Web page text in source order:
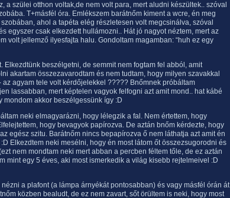
a szülei otthon voltak,de nem volt para, mert aludni készültek.. szóval
T+másfél óra. Emlékszem barátnőm kiment a wcre, én meg
ahol a tapéta elég részletesen volt megcsinálva, szóval
egyszer csak elkezdett hullámozni.. Hát jó nagyot néztem, mert az
volt jellemző ilyesfajta halu. Gondoltam magamban: “huh ez egy
Elkezdtünk beszélgetni, de semmit nem fogtam fel abból, amit
akartam összezavarodtam és nem tudtam, hogy milyen szavakkal
az agyam tele volt kérdőjelekkel ????? Bnőmnek próbáltam
lassabban, mert képtelen vagyok felfogni azt amit mond.. hat kábé
mondom akkor beszélgessünk így :D
neki elmagyarázni, hogy lélegzik a fal. Nem értettem, hogy
hogy bevagyok papírozva. De aztán bnőm kérdezte, hogy
egész szitu. Barátnőm nincs bepapírozva ő nem láthatja azt amit én
Elkezdtem neki mesélni, hogy én most látom őt összezsugorodni és
nem mondtam neki mert abban a percben féltem tőle, de ez aztán
mint egy 5 éves, aki most ismerkedik a világ kisebb rejtelmeivel :D
a plafont (a lámpa árnyékát pontosabban) és vagy másfél órán át
közben bealudt, de ez nem zavart, sőt örültem is neki, hogy most